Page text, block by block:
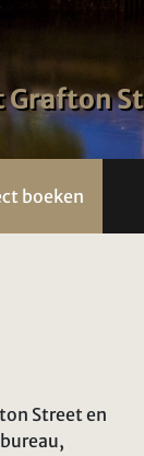
Grafton
boeken
Street en